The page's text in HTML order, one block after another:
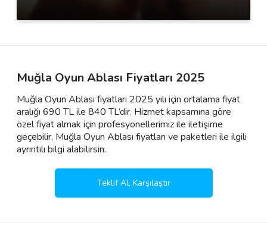
Muğla Oyun Ablası Fiyatları 2025
Muğla Oyun Ablası fiyatları 2025 yılı için ortalama fiyat
aralığı 690 TL ile 840 TL’dir. Hizmet kapsamına göre
özel fiyat almak için profesyonellerimiz ile iletişime
geçebilir, Muğla Oyun Ablası fiyatları ve paketleri ile ilgili
ayrıntılı bilgi alabilirsin.
Teklif Al, Karşılaştır